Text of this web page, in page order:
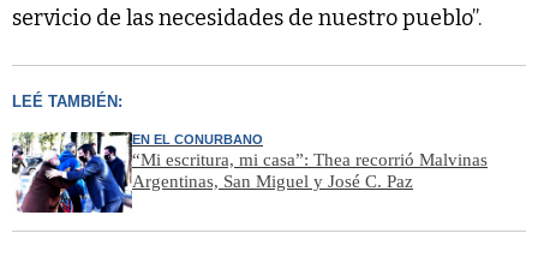
servicio de las necesidades de nuestro pueblo”.
LEÉ TAMBIÉN:
EN EL CONURBANO
“Mi escritura, mi casa”: Thea recorrió Malvinas
Argentinas, San Miguel y José C. Paz